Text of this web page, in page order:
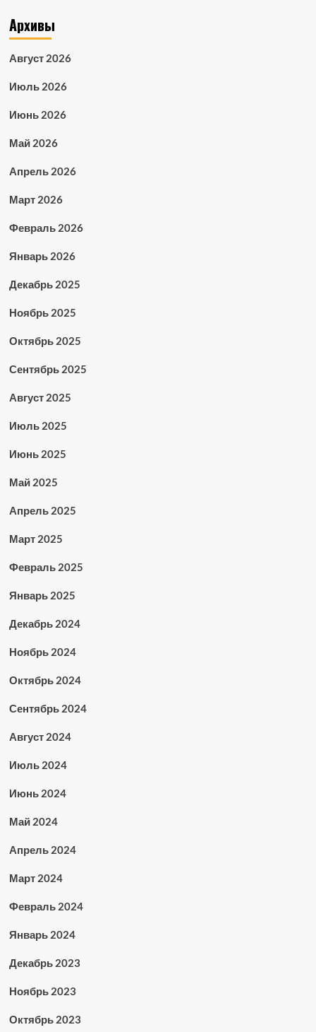
Архивы
Август 2026
Июль 2026
Июнь 2026
Май 2026
Апрель 2026
Март 2026
Февраль 2026
Январь 2026
Декабрь 2025
Ноябрь 2025
Октябрь 2025
Сентябрь 2025
Август 2025
Июль 2025
Июнь 2025
Май 2025
Апрель 2025
Март 2025
Февраль 2025
Январь 2025
Декабрь 2024
Ноябрь 2024
Октябрь 2024
Сентябрь 2024
Август 2024
Июль 2024
Июнь 2024
Май 2024
Апрель 2024
Март 2024
Февраль 2024
Январь 2024
Декабрь 2023
Ноябрь 2023
Октябрь 2023